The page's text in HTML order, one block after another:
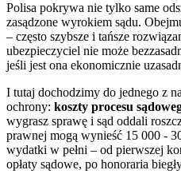
Polisa pokrywa nie tylko same
zasądzone wyrokiem sądu.
– często szybsze i tańsze
ubezpieczyciel nie może
jeśli jest ona ekonomicznie
I tutaj dochodzimy do jednego z
ochrony: koszty procesu
wygrasz sprawę i sąd oddali
prawnej mogą wynieść 15 000 -
wydatki w pełni – od pierwszej
opłaty sądowe, po honoraria